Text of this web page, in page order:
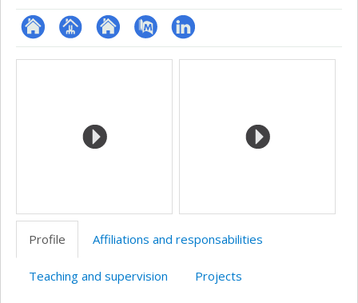
ResearchGate
Page Site
de
recherche
PubMedLinkedIn
Media
Profile Affiliations and responsabilities
Teaching and supervision Projects